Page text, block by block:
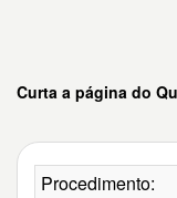
Curta a página do
Procedimento: